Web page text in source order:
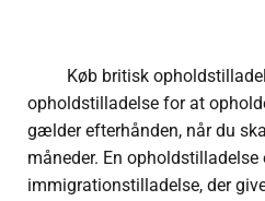
Køb britisk
opholdstilladelse for at
gælder efterhånden, når du
måneder. En opholdstilladelse
immigrationstilladelse, der